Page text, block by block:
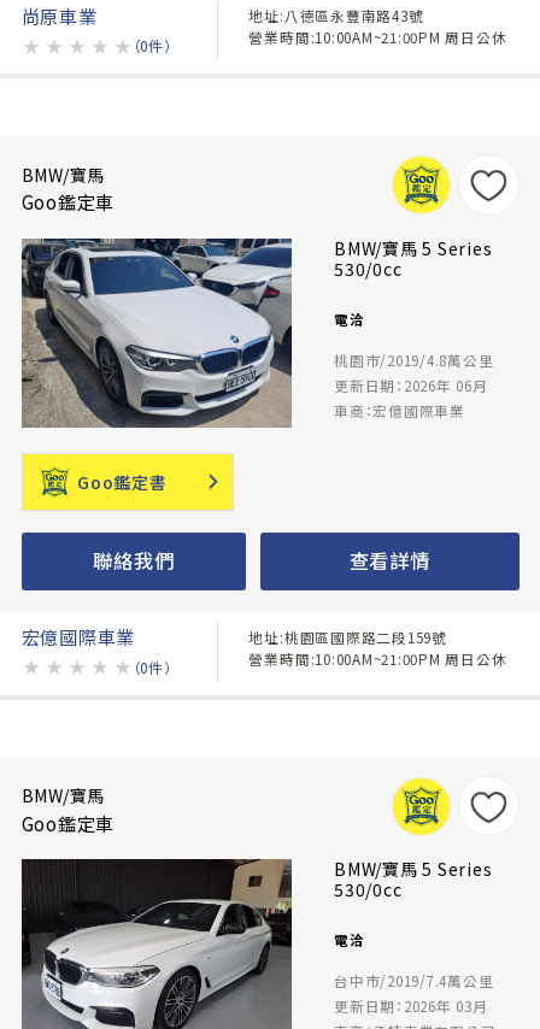
尚原車業
★ ★ ★ ★ ★ （0件）
地址:八德區永豐南路43號
營業時間:10:00AM~21:00PM 周日公休
BMW/寶馬
Goo鑑定車
BMW/寶馬 5 Series
530/0cc
電洽
桃園市/2019/4.8萬公里
更新日期：2026年 06月
車商：宏億國際車業
Goo鑑定書
聯絡我們 查看詳情
宏億國際車業
★ ★ ★ ★ ★ （0件）
地址:桃園區國際路二段159號
營業時間:10:00AM~21:00PM 周日公休
BMW/寶馬
Goo鑑定車
BMW/寶馬 5 Series
530/0cc
電洽
台中市/2019/7.4萬公里
更新日期：2026年 03月